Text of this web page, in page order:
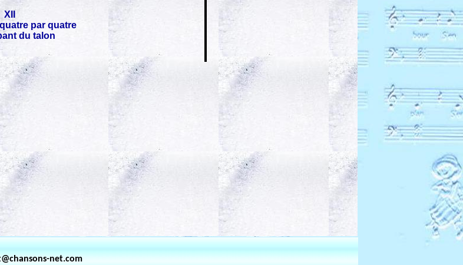
XII
par quatre
du talon
net.com